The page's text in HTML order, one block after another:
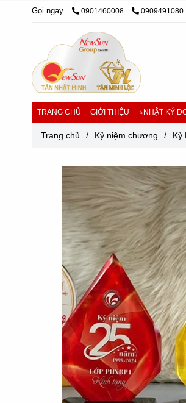
Gọi ngay 0901460008 0909491080
TRANG CHỦ GIỚI THIỆU ⭐NHẬT KÝ
Trang chủ / Kỷ niệm chương / Kỷ